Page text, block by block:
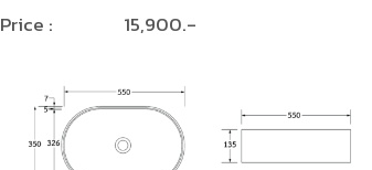
Price : 15,900.-